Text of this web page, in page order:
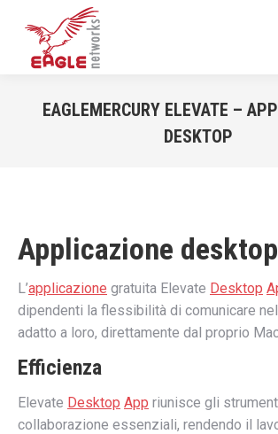
EAGLEMERCURY ELEVATE –
DESKTOP
Applicazione desktop
L’applicazione gratuita Elevate Desktop
dipendenti la flessibilità di comunicare
adatto a loro, direttamente dal proprio
Efficienza
Elevate Desktop App riunisce gli
collaborazione essenziali, rendendo il